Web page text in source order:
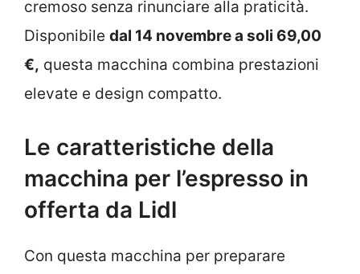
cremoso senza rinunciare alla praticità.
Disponibile dal 14 novembre a soli 69,00
€, questa macchina combina prestazioni
elevate e design compatto.
Le caratteristiche della
macchina per l’espresso in
offerta da Lidl
Con questa macchina per preparare